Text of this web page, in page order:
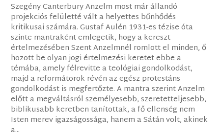
Szegény Canterbury Anzelm most már állandó
projekciós felületté vált a helyettes bűnhődés
kritikusai számára. Gustaf Aulén 1931-es tézise óta
szinte mantraként emlegetik, hogy a kereszt
értelmezésében Szent Anzelmnél romlott el minden, ő
hozott be olyan jogi értelmezési keretet ebbe a
témába, amely félrevitte a teológiai gondolkodást,
majd a reformátorok révén az egész protestáns
gondolkodást is megfertőzte. A mantra szerint Anzelm
előtt a megváltásról személyesebb, szeretetteljesebb,
biblikusabb keretben tanítottak, a fő ellenség nem
Isten merev igazságossága, hanem a Sátán volt, akinek
a...